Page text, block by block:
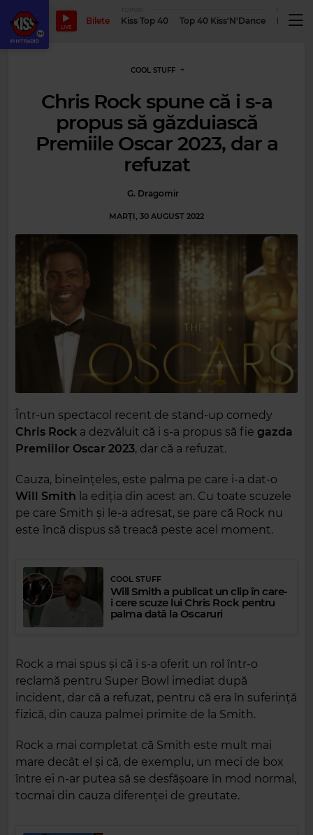
LIVE
Bilete Kiss Top 40 Top 40 Kiss'N'Dance
COOL STUFF
Chris Rock spune că i s-a
propus să găzduiască
Premiile Oscar 2023, dar a
refuzat
G. Dragomir
MARȚI, 30 AUGUST 2022
Într-un spectacol recent de stand-up comedy
Chris Rock a dezvăluit că i s-a propus să fie gazda
Premiilor Oscar 2023, dar că a refuzat.
Cauza, bineînțeles, este palma pe care i-a dat-o
Will Smith la ediția din acest an. Cu toate scuzele
pe care Smith și le-a adresat, se pare că Rock nu
este încă dispus să treacă peste acel moment.
COOL STUFF
Will Smith a publicat un clip în care-
i cere scuze lui Chris Rock pentru
palma dată la Oscaruri
Rock a mai spus și că i s-a oferit un rol într-o
reclamă pentru Super Bowl imediat după
incident, dar că a refuzat, pentru că era în suferință
fizică, din cauza palmei primite de la Smith.
Rock a mai completat că Smith este mult mai
mare decât el și că, de exemplu, un meci de box
între ei n-ar putea să se desfășoare în mod normal,
tocmai din cauza diferenței de greutate.